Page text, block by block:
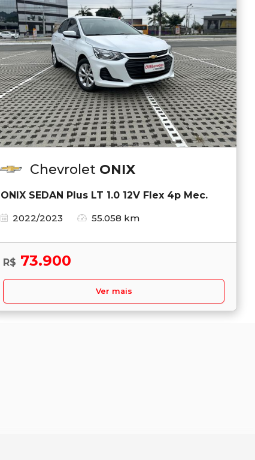
Chevrolet ONIX
ONIX SEDAN Plus LT 1.0 12V Flex 4p Mec.
2022/2023
55.058 km
R$ 73.900
Ver mais